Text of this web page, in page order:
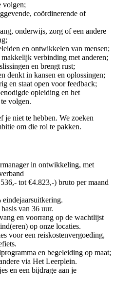
volgen;
coördinerende of
onderwijs, zorg of een andere
en ontwikkelen van mensen;
verbinding met anderen;
en brengt rust;
denkt in kansen en oplossingen;
en staat open voor feedback;
opleiding en het
volgen.
je niet te hebben. We zoeken
om die rol te pakken.
in ontwikkeling, met
tot €4.823,-) bruto per maand
eindejaarsuitkering.
van 36 uur.
en voorrang op de wachtlijst
op onze locaties.
voor een reiskostenvergoeding,
en begeleiding op maat;
via Het Leerplein.
en een bijdrage aan je